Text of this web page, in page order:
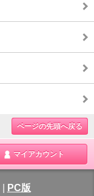
ページの先頭へ戻る
マイアカウント
PC版